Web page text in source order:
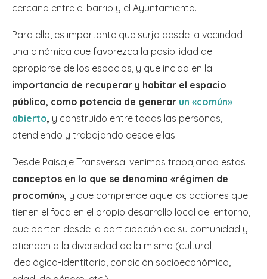
cercano entre el barrio y el Ayuntamiento.
Para ello, es importante que surja desde la vecindad
una dinámica que favorezca la posibilidad de
apropiarse de los espacios, y que incida en la
importancia de recuperar y habitar el espacio
público, como potencia de generar un «común»
abierto, y construido entre todas las personas,
atendiendo y trabajando desde ellas.
Desde Paisaje Transversal venimos trabajando estos
conceptos en lo que se denomina «régimen de
procomún», y que comprende aquellas acciones que
tienen el foco en el propio desarrollo local del entorno,
que parten desde la participación de su comunidad y
atienden a la diversidad de la misma (cultural,
ideológica-identitaria, condición socioeconómica,